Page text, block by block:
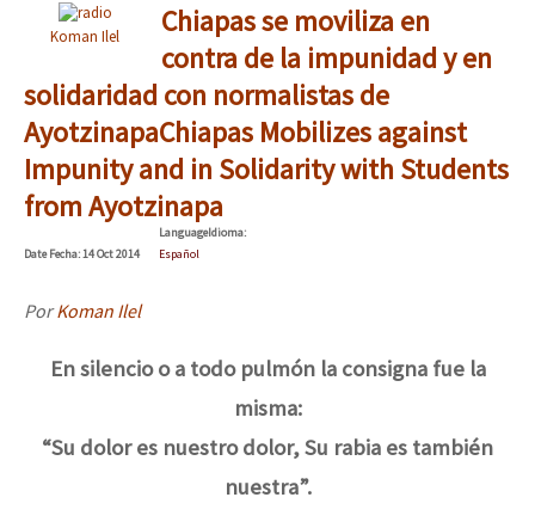
Koman Ilel
Chiapas se moviliza en
contra de la impunidad y en
solidaridad con normalistas de
AyotzinapaChiapas Mobilizes against
Impunity and in Solidarity with Students
from Ayotzinapa
DateFecha: 14 Oct 2014
LanguageIdioma:
Español
PorKoman Ilel
En silencio o a todo pulmón la consigna fue la
misma:
“Su dolor es nuestro dolor, Su rabia es también
nuestra”.